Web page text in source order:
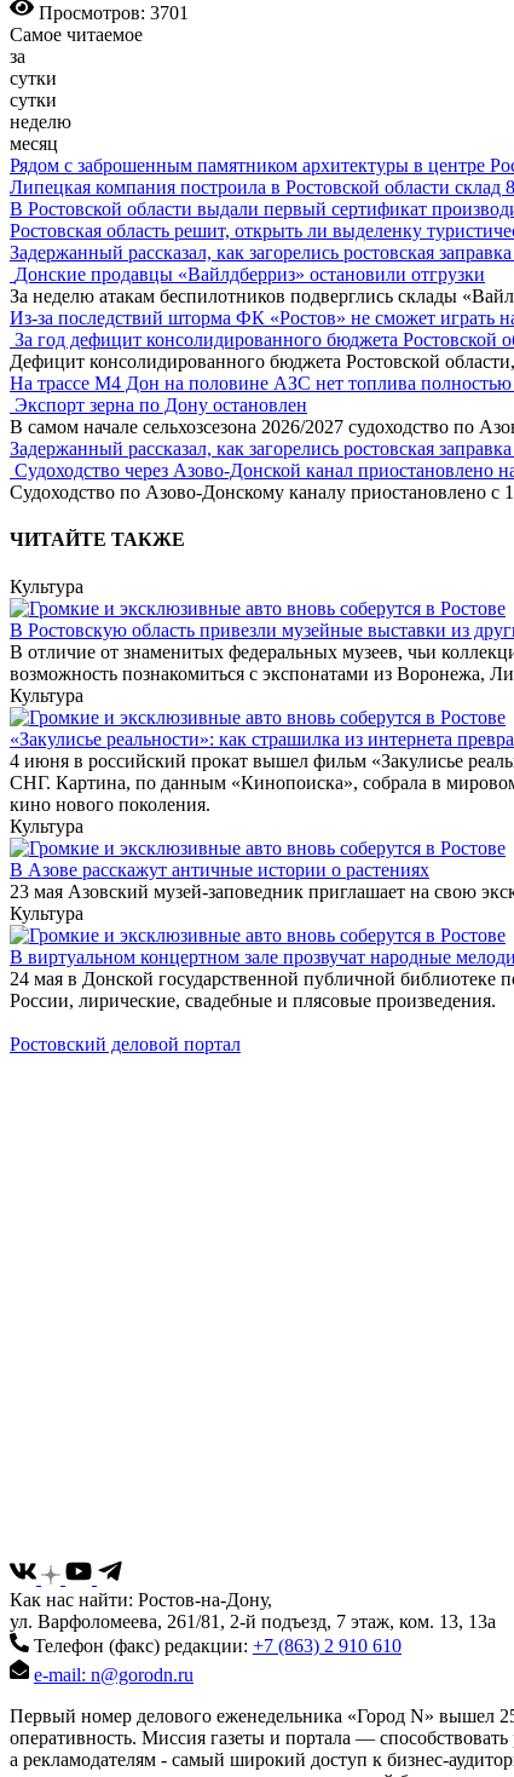
Просмотров: 3701
Самое читаемое
за
сутки
сутки
неделю
месяц
Рядом с заброшенным памятником архитектуры в центре
Липецкая компания построила в Ростовской области склад
В Ростовской области выдали первый сертификат
Ростовская область решит, открыть ли выделенку
Задержанный рассказал, как загорелись ростовская
Донские продавцы «Вайлдберриз» остановили отгрузки
За неделю атакам беспилотников подверглись склады
Из-за последствий шторма ФК «Ростов» не сможет играть
За год дефицит консолидированного бюджета Ростовской
Дефицит консолидированного бюджета Ростовской
На трассе М4 Дон на половине АЗС нет топлива полностью
Экспорт зерна по Дону остановлен
В самом начале сельхозсезона 2026/2027 судоходство по
Задержанный рассказал, как загорелись ростовская
Судоходство через Азово-Донской канал приостановлено
Судоходство по Азово-Донскому каналу приостановлено с
ЧИТАЙТЕ ТАКЖЕ
Культура
В Ростовскую область привезли музейные выставки из
В отличие от знаменитых федеральных музеев, чьи
возможность познакомиться с экспонатами из Воронежа,
Культура
«Закулисье реальности»: как страшилка из интернета
4 июня в российский прокат вышел фильм «Закулисье
СНГ. Картина, по данным «Кинопоиска», собрала в
кино нового поколения.
Культура
В Азове расскажут античные истории о растениях
23 мая Азовский музей-заповедник приглашает на свою
Культура
В виртуальном концертном зале прозвучат народные
24 мая в Донской государственной публичной
России, лирические, свадебные и плясовые произведения.
Ростовский деловой портал
Как нас найти: Ростов-на-Дону,
ул. Варфоломеева, 261/81, 2-й подъезд, 7 этаж, ком. 13, 13а
Телефон (факс) редакции: +7 (863) 2 910 610
e-mail: n@gorodn.ru
Первый номер делового еженедельника «Город N» вышел
оперативность. Миссия газеты и портала —
а рекламодателям - самый широкий доступ к бизнес-